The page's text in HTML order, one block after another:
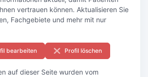
vertrauen können. Aktualisieren Sie
Fachgebiete und mehr mit nur
bearbeiten Profil löschen
auf dieser Seite wurden vom